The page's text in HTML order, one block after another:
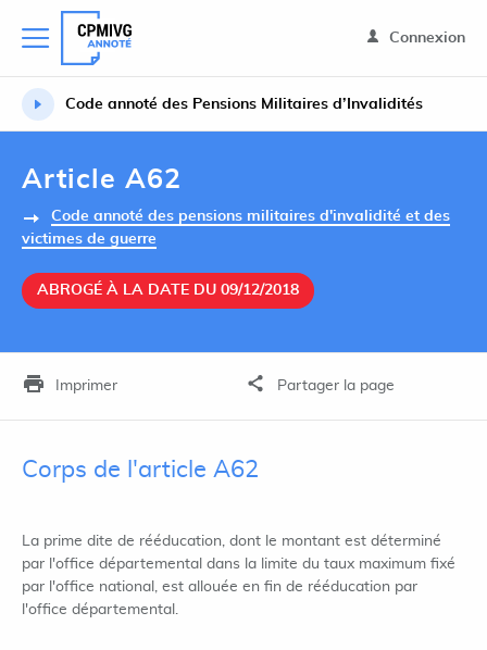
Connexion
Code annoté des Pensions Militaires d’Invalidités
Article A62
Code annoté des pensions militaires d'invalidité et des
victimes de guerre
ABROGÉ À LA DATE DU 09/12/2018
Imprimer Partager la page
Corps de l'article A62
La prime dite de rééducation, dont le montant est déterminé
par l'office départemental dans la limite du taux maximum fixé
par l'office national, est allouée en fin de rééducation par
l'office départemental.